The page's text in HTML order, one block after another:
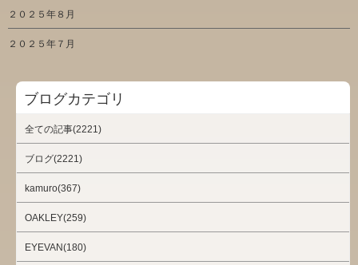
２０２５年８月
２０２５年７月
ブログカテゴリ
全ての記事(2221)
ブログ(2221)
kamuro(367)
OAKLEY(259)
EYEVAN(180)